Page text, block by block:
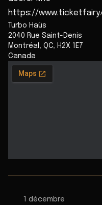
https://
Turbo Haüs
2040 Rue Saint-Denis
Montréal , QC, H2X 1E7
Canada
1 décembre